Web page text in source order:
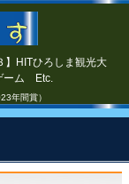
HITひろしま観光大
ーム Etc.
年間賞）